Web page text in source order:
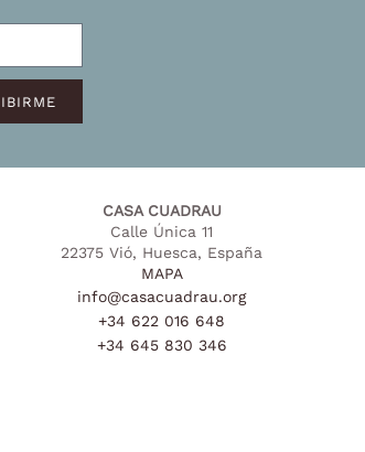
CASA CUADRAU
Calle Única 11
22375 Vió, Huesca, España
MAPA
info@casacuadrau.org
+34 622 016 648
+34 645 830 346